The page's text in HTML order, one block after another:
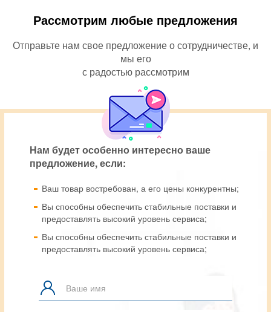
Рассмотрим любые предложения
Отправьте нам свое предложение о сотрудничестве, и
мы его
с радостью рассмотрим
Нам будет особенно интересно ваше
предложение, если:
Ваш товар востребован, а его цены конкурентны;
Вы способны обеспечить стабильные поставки и
предоставлять высокий уровень сервиса;
Вы способны обеспечить стабильные поставки и
предоставлять высокий уровень сервиса;